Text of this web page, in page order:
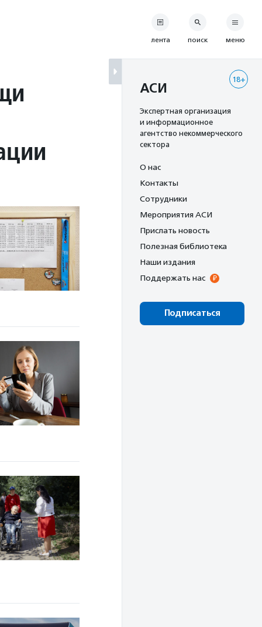
лента поиск меню
18+
АСИ
Экспертная организация
и информационное
агентство некоммерческого
сектора
О нас
Контакты
Сотрудники
Мероприятия АСИ
Прислать новость
Полезная библиотека
Наши издания
Поддержать нас
Подписаться